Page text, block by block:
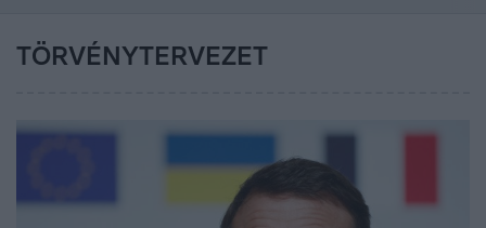
TÖRVÉNYTERVEZET